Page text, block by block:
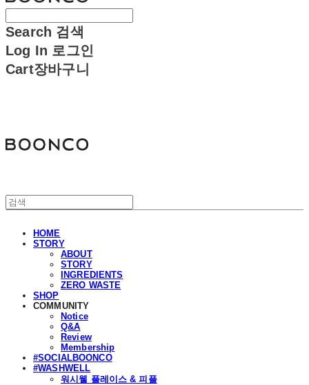
Search 검색
Log In 로그인
Cart장바구니
HOME
STORY
ABOUT
STORY
INGREDIENTS
ZERO WASTE
SHOP
COMMUNITY
Notice
Q&A
Review
Membership
#SOCIALBOONCO
#WASHWELL
워시웰 플레이스 & 피플